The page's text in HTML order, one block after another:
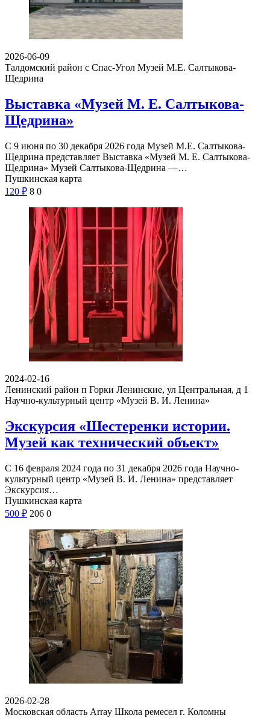
2026-06-09
Талдомский район с Спас-Угол Музей М.Е. Салтыкова-
Щедрина
Выставка «Музей М. Е. Салтыкова-
Щедрина»
С 9 июня по 30 декабря 2026 года Музей М.Е. Салтыкова-
Щедрина представляет Выставка «Музей М. Е. Салтыкова-
Щедрина» Музей Салтыкова-Щедрина —…
Пушкинская карта
120 ₽ 8 0
2024-02-16
Ленинский район п Горки Ленинские, ул Центральная, д 1
Научно-культурный центр «Музей В. И. Ленина»
Экскурсия «Шестеренки истории.
Музей как технический объект»
С 16 февраля 2024 года по 31 декабря 2026 года Научно-
культурный центр «Музей В. И. Ленина» представляет
Экскурсия…
Пушкинская карта
500 ₽ 206 0
2026-02-28
Московская область Array Школа ремесел г. Коломны